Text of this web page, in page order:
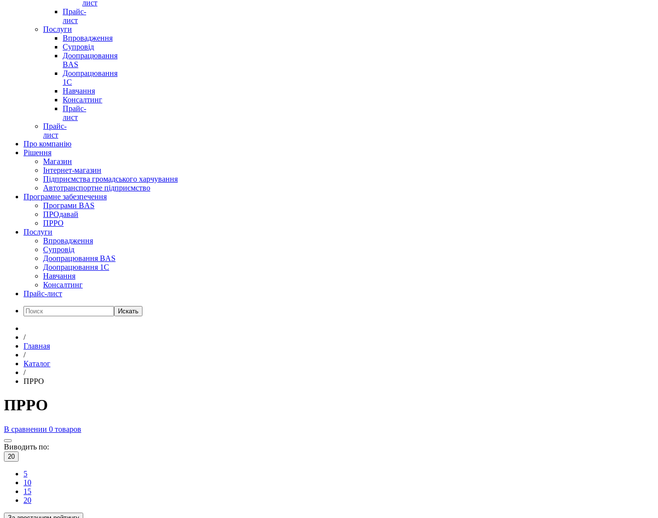
лист
Прайс-
лист
Послуги
Впровадження
Супровід
Доопрацювання
BAS
Доопрацювання
1C
Навчання
Консалтинг
Прайс-
лист
Прайс-
лист
Про компанію
Рішення
Магазин
Інтернет-магазин
Підприємства громадського харчування
Автотранспортне підприємство
Програмне забезпечення
Програми BAS
ПРОдавай
ПРРО
Послуги
Впровадження
Супровід
Доопрацювання BAS
Доопрацювання 1C
Навчання
Консалтинг
Прайс-лист
Искать
/
Главная
/
Каталог
/
ПРРО
ПРРО
В сравнении 0 товаров
Виводить по:
20
5
10
15
20